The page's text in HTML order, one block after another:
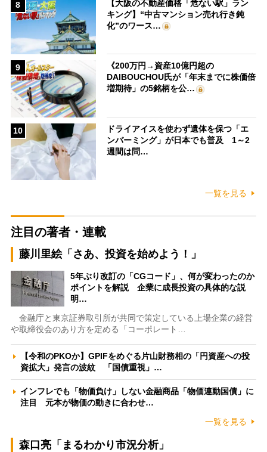
8
【大阪の不動産価格「危ない駅」ラン
キング】“中古マンション売れ行き鈍
化”のワース…
9
《200万円→資産10億円超の
DAIBOUCHOU氏が「年末までに株価倍
増期待」の5銘柄を公…
10
ドライアイスを使わず遺体を保つ「エ
ンバーミング」が日本でも普及 1～2
週間は問…
一覧を見る
注目の著者・連載
藤川里絵「さあ、投資を始めよう！」
5年ぶり改訂の「CGコード」、何が変わったのか
ポイントを解説 企業に成長投資の具体的な説
明…
金融庁と東京証券取引所が共同で策定している上場企業の経営
や取締役会のあり方を定める「コーポレート…
【令和のPKOか】GPIFをめぐる片山財務相の「円資産への投
資拡大」発言の波紋 「国債重視」…
インフレでも「物価負け」しない金融商品「物価連動国債」に
注目 元本が物価の動きに合わせ…
一覧を見る
森口亮「まるわかり市況分析」